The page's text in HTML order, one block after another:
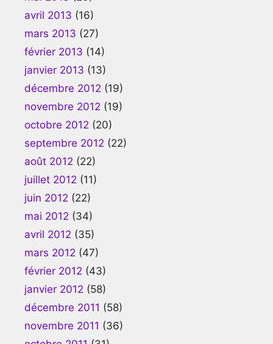
avril 2013 (16)
mars 2013 (27)
février 2013 (14)
janvier 2013 (13)
décembre 2012 (19)
novembre 2012 (19)
octobre 2012 (20)
septembre 2012 (22)
août 2012 (22)
juillet 2012 (11)
juin 2012 (22)
mai 2012 (34)
avril 2012 (35)
mars 2012 (47)
février 2012 (43)
janvier 2012 (58)
décembre 2011 (58)
novembre 2011 (36)